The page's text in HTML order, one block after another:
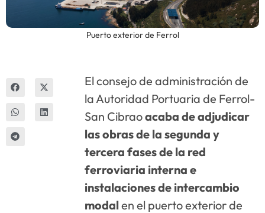
Puerto exterior de Ferrol
El consejo de administración de
la Autoridad Portuaria de Ferrol-
San Cibraoacaba de adjudicar
las obras de la segunda y
tercera fases de la red
ferroviaria interna e
instalaciones de intercambio
modalen el puerto exterior de